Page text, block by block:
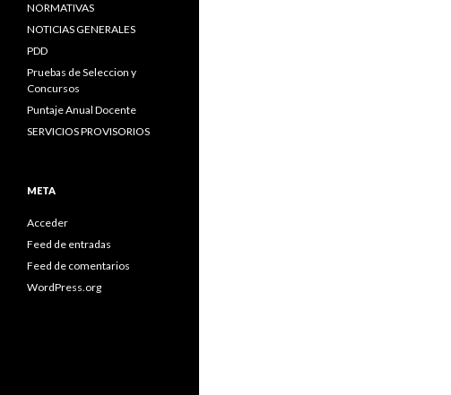
NORMATIVAS
NOTICIAS GENERALES
PDD
Pruebas de Seleccion y
Concursos
Puntaje Anual Docente
SERVICIOS PROVISORIOS
META
Acceder
Feed de entradas
Feed de comentarios
WordPress.org